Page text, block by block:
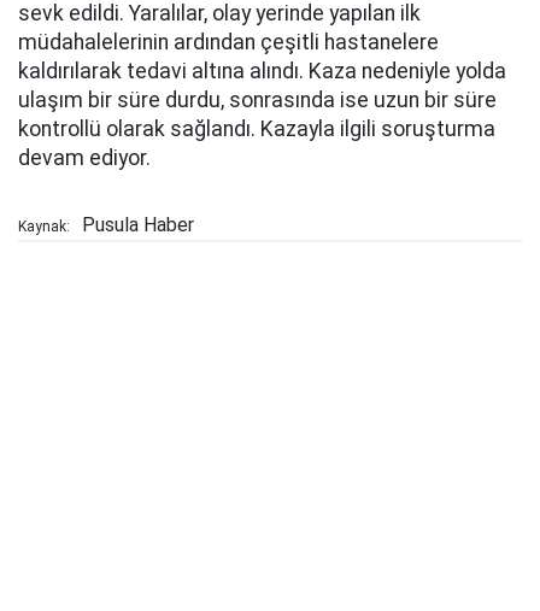
sevk edildi. Yaralılar, olay yerinde yapılan ilk
müdahalelerinin ardından çeşitli hastanelere
kaldırılarak tedavi altına alındı. Kaza nedeniyle yolda
ulaşım bir süre durdu, sonrasında ise uzun bir süre
kontrollü olarak sağlandı. Kazayla ilgili soruşturma
devam ediyor.
Kaynak: Pusula Haber